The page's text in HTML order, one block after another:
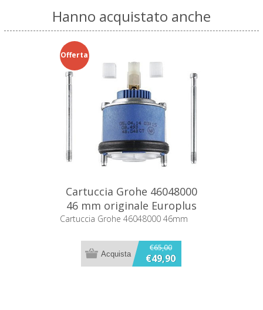
Hanno acquistato anche
Offerta
Cartuccia Grohe 46048000
46 mm originale Europlus
Euroeco Chiara Eurodisc
Cartuccia Grohe 46048000 46mm
€65,00
€49,90